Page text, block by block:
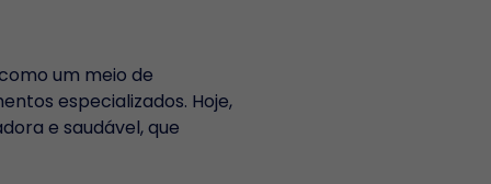
um meio de
especializados. Hoje,
e saudável, que